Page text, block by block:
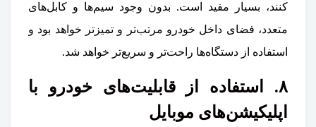
کنند، بسیار مفید است. بدون وجود سیم‌ها و کابل‌های
متعدد، فضای داخل خودرو مرتب‌تر و تمیزتر خواهد بود و
استفاده از دستگاه‌ها راحت‌تر و سریع‌تر خواهد شد.
۸. استفاده از قابلیت‌های خودرو با
اپلیکیشن‌های موبایل